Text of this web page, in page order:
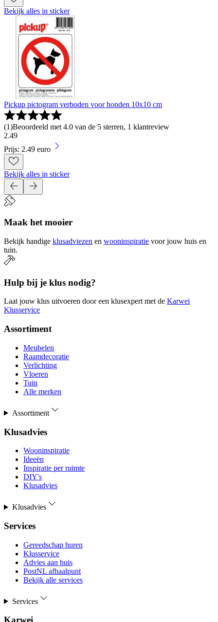
Bekijk alles in sticker
Pickup pictogram verboden voor honden 10x10 cm
(1)Beoordeeld met 4.0 van de 5 sterren, 1 klantreview
2.49
Prijs: 2.49 euro
Bekijk alles in sticker
Maak het mooier
Bekijk handige klusadviezen en wooninspiratie voor jouw huis en
tuin.
Hulp bij je klus nodig?
Laat jouw klus uitvoeren door een klusexpert met de Karwei
Klusservice
Assortiment
Meubelen
Raamdecoratie
Verlichting
Vloeren
Tuin
Alle merken
Assortiment
Klusadvies
Wooninspiratie
Ideeën
Inspiratie per ruimte
DIY's
Klusadvies
Klusadvies
Services
Gereedschap huren
Klusservice
Advies aan huis
PostNL afhaalpunt
Bekijk alle services
Services